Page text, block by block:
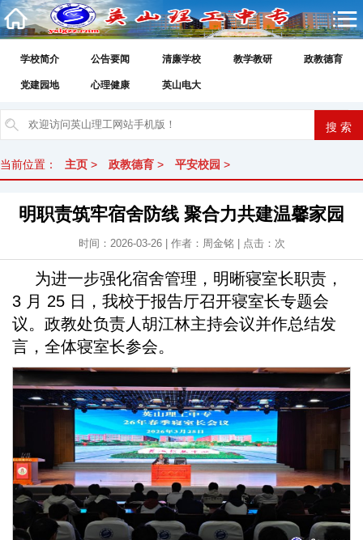
学校简介 公告要闻 清廉学校 教学教研 政教德育
党建园地 心理健康 英山电大
当前位置： 主页 > 政教德育 > 平安校园 >
明职责筑牢宿舍防线 聚合力共建温馨家园
时间：2026-03-26 | 作者：周金铭 | 点击： 次
为进一步强化宿舍管理，明晰寝室长职责，
3 月 25 日，我校于报告厅召开寝室长专题会
议。政教处负责人胡江林主持会议并作总结发
言，全体寝室长参会。